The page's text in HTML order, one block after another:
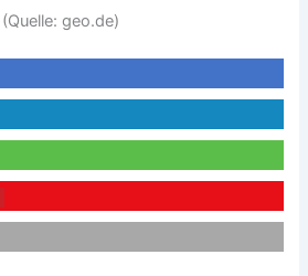
(Quelle: geo.de)